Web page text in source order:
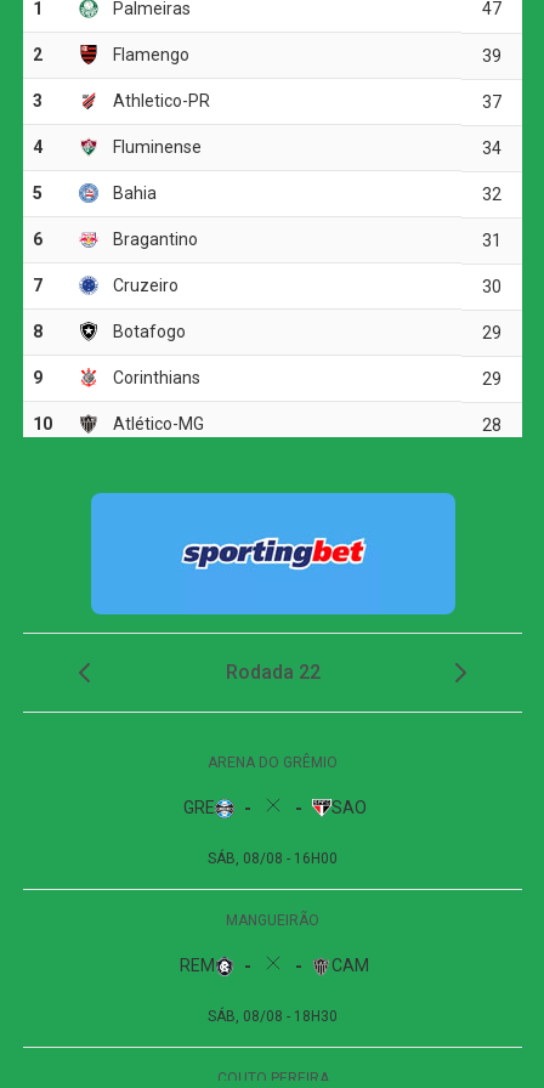
foram raras.
A melhor oportunidade antes do intervalo foi do
Corinthians. Aos 23 minutos, Allan fez um cruzamento
preciso para Matheuzinho, que cabeceou com força, mas
O ritmo aumentou no segundo tempo, e o Corinthians
voltou a ameaçar aos 20 minutos. Matheuzinho recuperou
a bola no meio-campo e acionou Yuri Alberto. O atacante
dominou, girou diante da marcação e finalizou com
potência da entrada da área, obrigando Santos a fazer
outra grande intervenção.
Palmeiras inicia preparação para jogo de volta
Paulinho vira preocupação
Dois minutos mais tarde, Yuri Alberto recebeu um
finalizar bem e chutou em cima do goleiro adversário.
O Athletico-PR respondeu aos 27 minutos, em uma
finalização, porém, explodiu no travessão e quase
Apesar das tentativas das duas equipes na etapa final, o
Internacional x Corinthians| Copa do Brasil (jogo
de ida das oitavas de final)